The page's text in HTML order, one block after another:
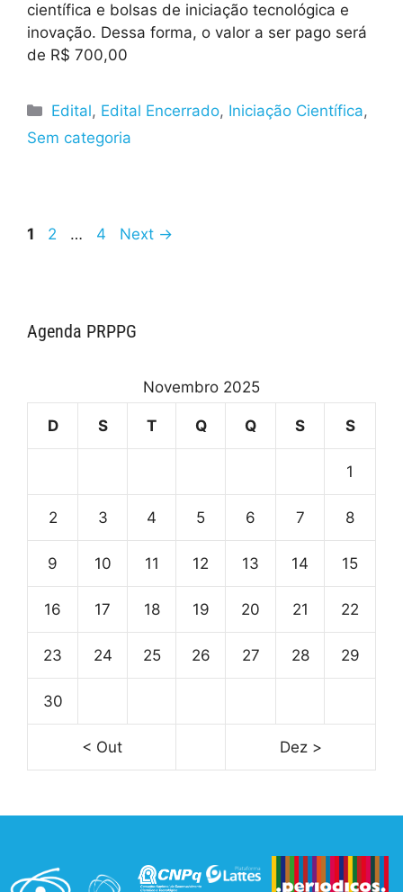
científica e bolsas de iniciação tecnológica e
inovação. Dessa forma, o valor a ser pago será
de R$ 700,00
Edital, Edital Encerrado, Iniciação Científica,
Sem categoria
1 2 … 4 Next →
Agenda PRPPG
Novembro 2025
D S T Q Q S S
1
2 3 4 5 6 7 8
9 10 11 12 13 14 15
16 17 18 19 20 21 22
23 24 25 26 27 28 29
30
< Out Dez >